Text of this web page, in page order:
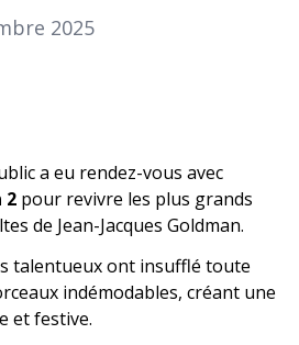
2025
a eu rendez-vous avec
2 pour revivre les plus grands
de Jean-Jacques Goldman.
talentueux ont insufflé toute
indémodables, créant une
et festive.